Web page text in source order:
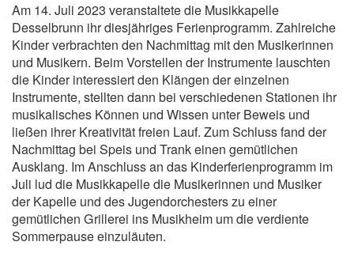
Am 14. Juli 2023 veranstaltete die Musikkapelle
Desselbrunn ihr diesjähriges Ferienprogramm. Zahlreiche
Kinder verbrachten den Nachmittag mit den Musikerinnen
und Musikern. Beim Vorstellen der Instrumente lauschten
die Kinder interessiert den Klängen der einzelnen
Instrumente, stellten dann bei verschiedenen Stationen ihr
musikalisches Können und Wissen unter Beweis und
ließen ihrer Kreativität freien Lauf. Zum Schluss fand der
Nachmittag bei Speis und Trank einen gemütlichen
Ausklang. Im Anschluss an das Kinderferienprogramm im
Juli lud die Musikkapelle die Musikerinnen und Musiker
der Kapelle und des Jugendorchesters zu einer
gemütlichen Grillerei ins Musikheim um die verdiente
Sommerpause einzuläuten.